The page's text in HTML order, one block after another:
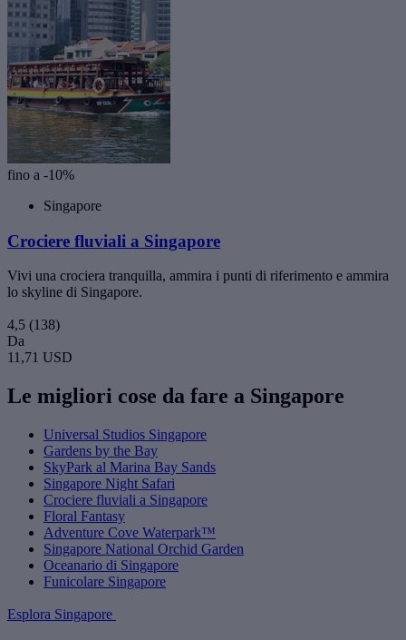
fino a -10%
Singapore
Crociere fluviali a Singapore
Vivi una crociera tranquilla, ammira i punti di riferimento e ammira
lo skyline di Singapore.
4,5 (138)
Da
11,71 USD
Le migliori cose da fare a Singapore
Universal Studios Singapore
Gardens by the Bay
SkyPark al Marina Bay Sands
Singapore Night Safari
Crociere fluviali a Singapore
Floral Fantasy
Adventure Cove Waterpark™
Singapore National Orchid Garden
Oceanario di Singapore
Funicolare Singapore
Esplora Singapore